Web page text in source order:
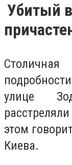
Убитый
улице
этом
Киева.